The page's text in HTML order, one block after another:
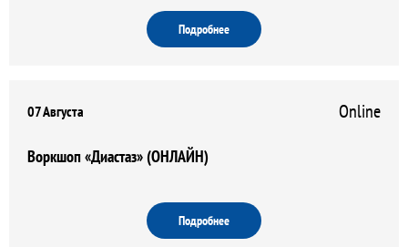
Подробнее
07 Августа Online
Воркшоп «Диастаз» (ОНЛАЙН)
Подробнее